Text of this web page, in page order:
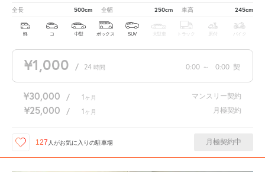
全長 500cm 全幅 250cm 車高 245cm
軽 コ 中型 ボックス SUV 大型車 トラック 原付 バイク
¥1,000 / 24 時間 0:00 ～ 0:00 契
¥30,000 / 1 ヶ月 マンスリー契約
¥25,000 / 1 ヶ月 月極契約
127 人がお気に入りの駐車場 月極契約中